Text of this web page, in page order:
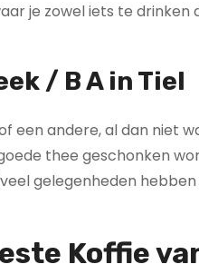
je zowel iets te drinken
/ B A in Tiel
een andere, al dan niet
thee geschonken
gelegenheden
Koffie